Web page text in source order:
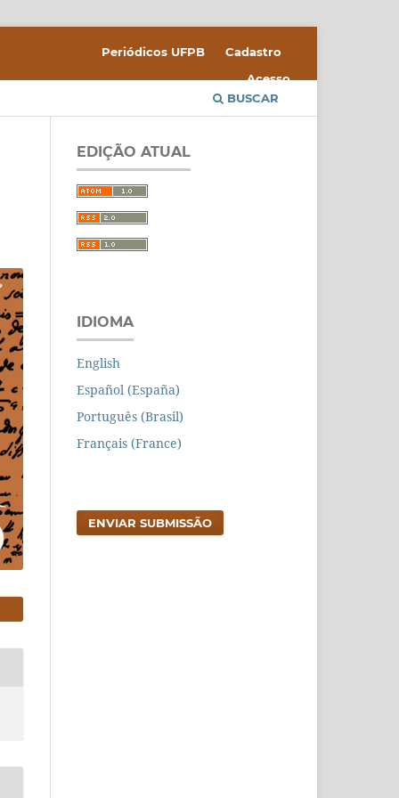
BUSCAR
Periódicos UFPB
Cadastro
Acesso
EDIÇÃO ATUAL
IDIOMA
English
Español (España)
Português (Brasil)
Français (France)
ENVIAR SUBMISSÃO